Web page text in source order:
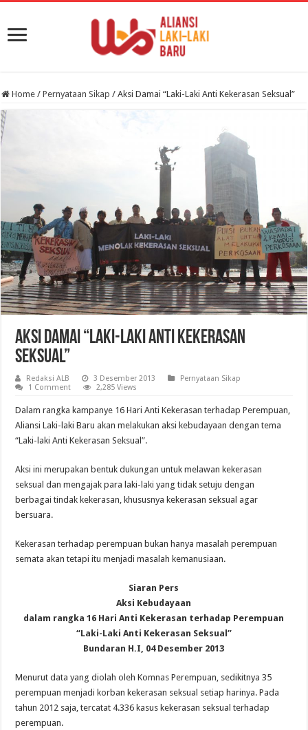
Home / Pernyataan Sikap / Aksi Damai “Laki-Laki Anti Kekerasan Seksual”
Aksi Damai “Laki-Laki Anti Kekerasan
Seksual”
Redaksi ALB 3 Desember 2013
Pernyataan Sikap
1 Comment
2,285 Views
Dalam rangka kampanye 16 Hari Anti Kekerasan terhadap Perempuan,
Aliansi Laki-laki Baru akan melakukan aksi kebudayaan dengan tema
“Laki-laki Anti Kekerasan Seksual”.
Aksi ini merupakan bentuk dukungan untuk melawan kekerasan
seksual dan mengajak para laki-laki yang tidak setuju dengan
berbagai tindak kekerasan, khususnya kekerasan seksual agar
bersuara.
Kekerasan terhadap perempuan bukan hanya masalah perempuan
semata akan tetapi itu menjadi masalah kemanusiaan.
Siaran Pers
Aksi Kebudayaan
dalam rangka 16 Hari Anti Kekerasan terhadap Perempuan
“Laki-Laki Anti Kekerasan Seksual”
Bundaran H.I, 04 Desember 2013
Menurut data yang diolah oleh Komnas Perempuan, sedikitnya 35
perempuan menjadi korban kekerasan seksual setiap harinya. Pada
tahun 2012 saja, tercatat 4.336 kasus kekerasan seksual terhadap
perempuan.